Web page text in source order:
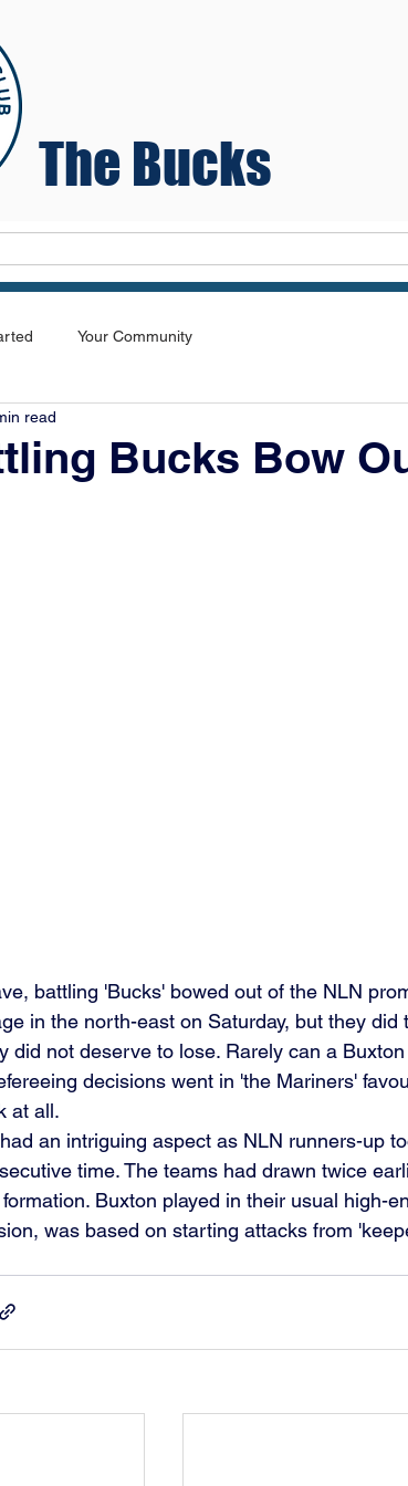
The Bucks
Your Community
Bucks Bow
read
battling 'Bucks' bowed out of the NLN
in the north-east on Saturday, but they
did not deserve to lose. Rarely can a
decisions went in 'the Mariners'
at all.
an intriguing aspect as NLN runners-up
time. The teams had drawn twice
Buxton played in their usual high-
was based on starting attacks from